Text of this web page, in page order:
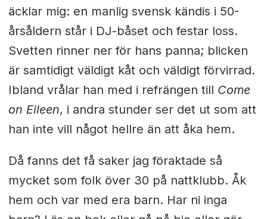
äcklar mig: en manlig svensk kändis i 50-
årsåldern står i DJ-båset och festar loss.
Svetten rinner ner för hans panna; blicken
är samtidigt väldigt kåt och väldigt förvirrad.
Ibland vrålar han med i refrängen till Come
on Eileen, i andra stunder ser det ut som att
han inte vill något hellre än att åka hem.
Då fanns det få saker jag föraktade så
mycket som folk över 30 på nattklubb. Åk
hem och var med era barn. Har ni inga